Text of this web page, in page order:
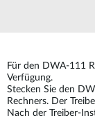
Für den DWA-111
Verfügung.
Stecken Sie den
Rechners. Der
Nach der Treiber-